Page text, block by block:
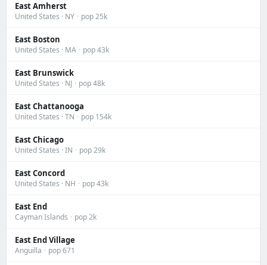
East Amherst
United States · NY · pop 25k
East Boston
United States · MA · pop 43k
East Brunswick
United States · NJ · pop 48k
East Chattanooga
United States · TN · pop 154k
East Chicago
United States · IN · pop 29k
East Concord
United States · NH · pop 43k
East End
Cayman Islands · pop 2k
East End Village
Anguilla · pop 671